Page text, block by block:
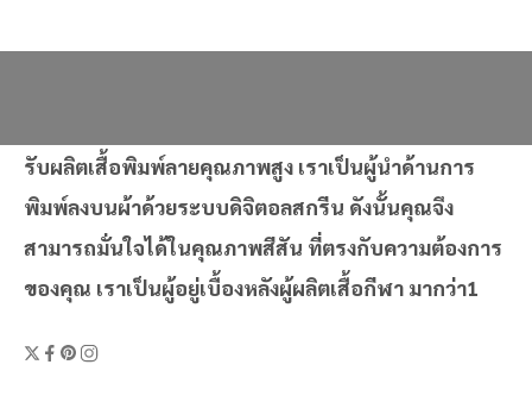
รับผลิตเสื้อพิมพ์ลายคุณภาพสูง เราเป็นผู้นำด้านการ
พิมพ์ลงบนผ้าด้วยระบบดิจิตอลสกรีน ดังนั้นคุณจึง
สามารถมั่นใจได้ในคุณภาพสีสัน ที่ตรงกับความต้องการ
ของคุณ เราเป็นผู้อยู่เบื้องหลังผู้ผลิตเสื้อกีฬา มากว่า1